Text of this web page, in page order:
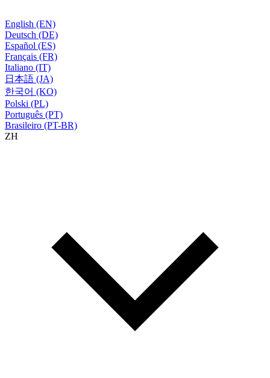
English (EN)
Deutsch (DE)
Español (ES)
Français (FR)
Italiano (IT)
日本語 (JA)
한국어 (KO)
Polski (PL)
Português (PT)
Brasileiro (PT-BR)
ZH